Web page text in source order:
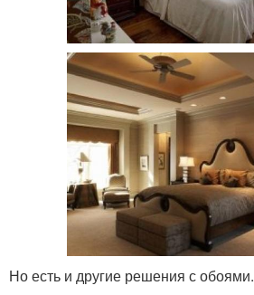
Но есть и другие решения с обоями.